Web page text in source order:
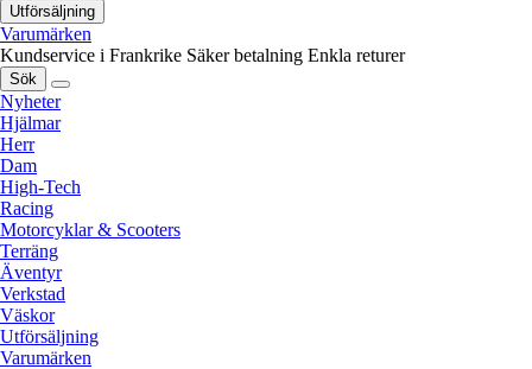
Utförsäljning
Varumärken
Kundservice i Frankrike Säker betalning Enkla returer
Sök
Nyheter
Hjälmar
Herr
Dam
High-Tech
Racing
Motorcyklar & Scooters
Terräng
Äventyr
Verkstad
Väskor
Utförsäljning
Varumärken